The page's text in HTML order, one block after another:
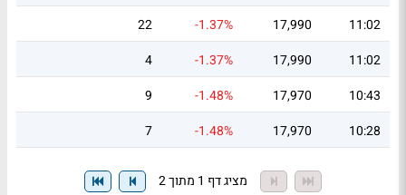
11:02
17,990
-1.37%
22
11:02
17,990
-1.37%
4
10:43
17,970
-1.48%
9
10:28
17,970
-1.48%
7
מציג דף 1 מתוך 2